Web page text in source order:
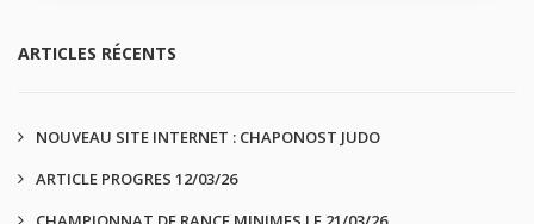
ARTICLES RÉCENTS
NOUVEAU SITE INTERNET : CHAPONOST JUDO
ARTICLE PROGRES 12/03/26